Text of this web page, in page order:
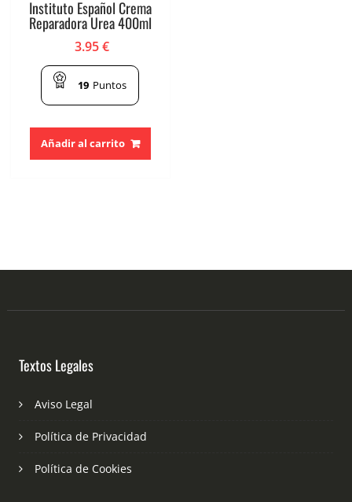
Instituto Español Crema
Reparadora Urea 400ml
3.95€
19 Puntos
Añadir al carrito
Textos Legales
Aviso Legal
Política de Privacidad
Política de Cookies